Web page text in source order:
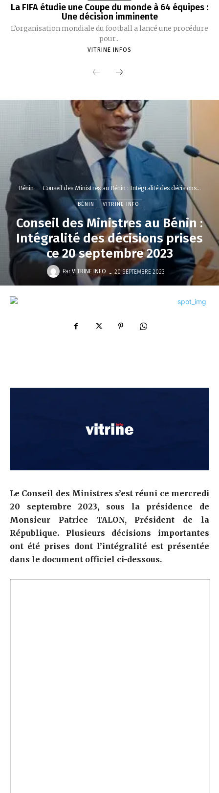
La FIFA étudie une Coupe du monde à 64 équipes :
Une décision imminente
L’organisation mondiale du football a lancé une procédure
pour...
VITRINE INFOS